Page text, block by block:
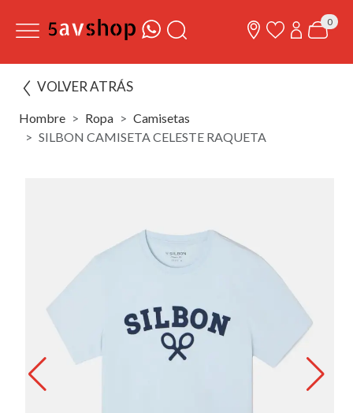
0
VOLVER ATRÁS
Hombre Ropa
Camisetas
SILBON CAMISETA CELESTE RAQUETA